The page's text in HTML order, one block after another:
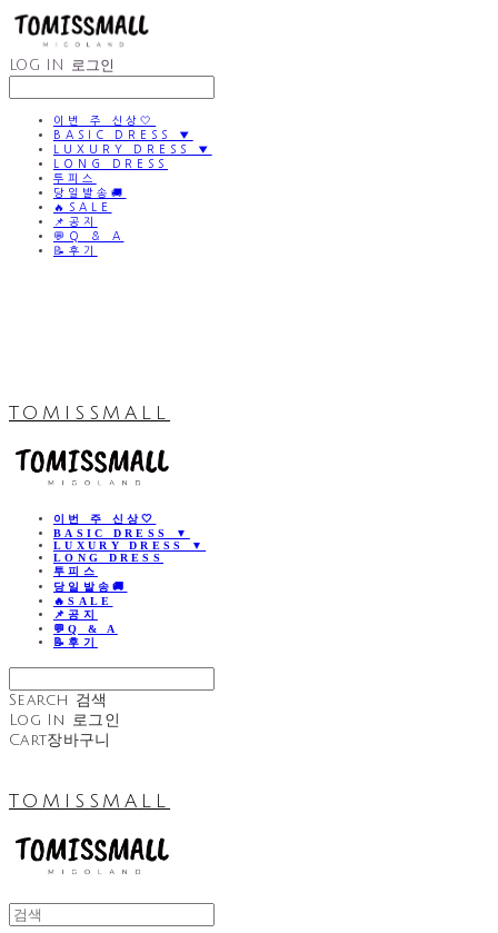
LOG IN 로그인
이번 주 신상🤍
BASIC DRESS ▼
LUXURY DRESS ▼
LONG DRESS
투피스
당일발송🚚
🔥SALE
📌공지
💬Q & A
📝후기
TOMISSMALL
이번 주 신상🤍
BASIC DRESS ▼
LUXURY DRESS ▼
LONG DRESS
투피스
당일발송🚚
🔥SALE
📌공지
💬Q & A
📝후기
Search 검색
Log In 로그인
Cart장바구니
TOMISSMALL